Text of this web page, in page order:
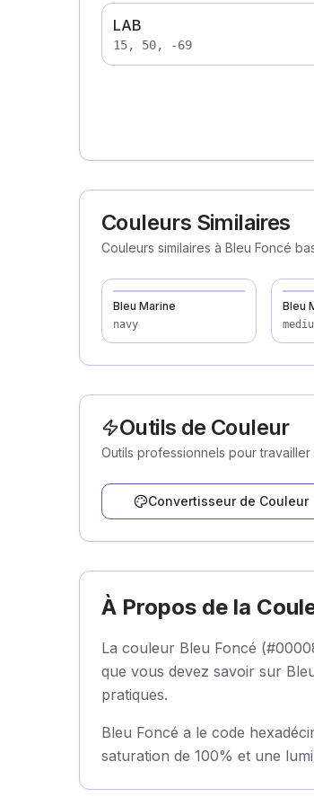
LAB
15, 50, -69
Couleurs Similaires
Couleurs similaires à Bleu Foncé
Bleu Marine
navy
Bleu
Outils de Couleur
Outils professionnels pour
Convertisseur de Couleur
À Propos de la
La couleur Bleu Foncé
que vous devez savoir sur
pratiques.
Bleu Foncé a le code
saturation de 100% et une